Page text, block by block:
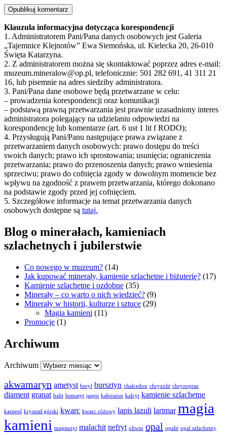
Klauzula informacyjna dotycząca korespondencji
1. Administratorem Pani/Pana danych osobowych jest Galeria
„Tajemnice Klejnotów” Ewa Siemońska, ul. Kielecka 20, 26-010
Święta Katarzyna.
2. Z administratorem można się skontaktować poprzez adres e-mail:
muzeum.mineralow@op.pl, telefonicznie: 501 282 691, 41 311 21
16, lub pisemnie na adres siedziby administratora.
3. Pani/Pana dane osobowe będą przetwarzane w celu:
– prowadzenia korespondencji oraz komunikacji
– podstawą prawną przetwarzania jest prawnie uzasadniony interes
administratora polegający na udzielaniu odpowiedzi na
korespondencję lub komentarze (art. 6 ust 1 lit f RODO);
4. Przysługują Pani/Panu następujące prawa związane z
przetwarzaniem danych osobowych: prawo dostępu do treści
swoich danych; prawo ich sprostowania; usunięcia; ograniczenia
przetwarzania; prawo do przenoszenia danych; prawo wniesienia
sprzeciwu; prawo do cofnięcia zgody w dowolnym momencie bez
wpływu na zgodność z prawem przetwarzania, którego dokonano
na podstawie zgody przed jej cofnięciem.
5. Szczegółowe informacje na temat przetwarzania danych
osobowych dostępne są tutaj.
Blog o minerałach, kamieniach
szlachetnych i jubilerstwie
Co nowego w muzeum? (14)
Jak kupować minerały, kamienie szlachetne i biżuterię? (17)
Kamienie szlachetne i ozdobne (35)
Minerały – co warto o nich wiedzieć? (9)
Minerały w historii, kulturze i sztuce (29)
Magia kamieni (11)
Promocje (1)
Archiwum
Archiwum
akwamaryn ametyst beryl bursztyn chalcedon chryzolit chryzopraz
diament granat halit hematyt jaspis kaboszon kalcyt kamienie szlachetne
karneol kryształ górski kwarc kwarc różowy lapis lazuli larimar magia
kamieni magnezyt malachit nefryt oliwin opal opalit opal szlachetny